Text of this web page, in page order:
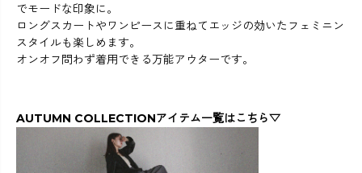
でモードな印象に。
ロングスカートやワンピースに重ねてエッジの効いたフェミニン
スタイルも楽しめます。
オンオフ問わず着用できる万能アウターです。
AUTUMN COLLECTIONアイテム一覧はこちら▽